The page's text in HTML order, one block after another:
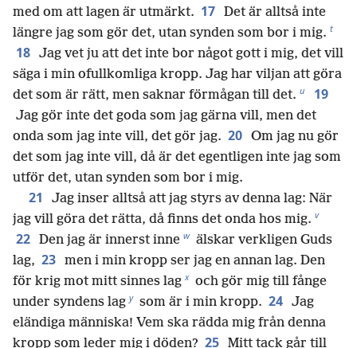
med om att lagen är utmärkt. 17 Det är alltså inte
längre jag som gör det, utan synden som bor i mig. t
18 Jag vet ju att det inte bor något gott i mig, det vill
säga i min ofullkomliga kropp. Jag har viljan att göra
det som är rätt, men saknar förmågan till det. u 19
Jag gör inte det goda som jag gärna vill, men det
onda som jag inte vill, det gör jag. 20 Om jag nu gör
det som jag inte vill, då är det egentligen inte jag som
utför det, utan synden som bor i mig.
21
Jag inser alltså att jag styrs av denna lag: När
jag vill göra det rätta, då finns det onda hos mig. v
22 Den jag är innerst inne w älskar verkligen Guds
lag, 23 men i min kropp ser jag en annan lag. Den
för krig mot mitt sinnes lag x och gör mig till fånge
under syndens lag y som är i min kropp. 24 Jag
eländiga människa! Vem ska rädda mig från denna
kropp som leder mig i döden? 25 Mitt tack går till